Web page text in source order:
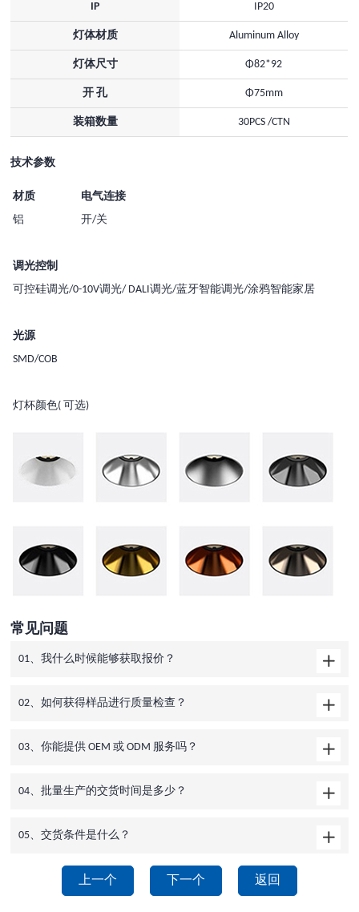
IP IP20
灯体材质 Aluminum Alloy
灯体尺寸 Φ82*92
开 孔 Φ75mm
装箱数量 30PCS /CTN
技术参数
材质
电气连接
铝
开/关
调光控制
可控硅调光/0-10V调光/ DALI调光/蓝牙智能调光/涂鸦智能家居
光源
SMD/COB
灯杯颜色( 可选)
常见问题
01、我什么时候能够获取报价？
02、如何获得样品进行质量检查？
03、你能提供 OEM 或 ODM 服务吗？
04、批量生产的交货时间是多少？
05、交货条件是什么？
上一个 下一个 返回